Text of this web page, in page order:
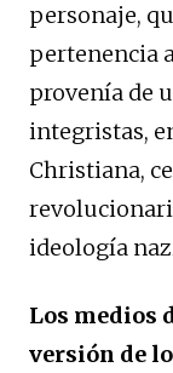
personaje,
pertenencia
provenía de
integristas,
Christiana,
ideología
Los medios
versión de